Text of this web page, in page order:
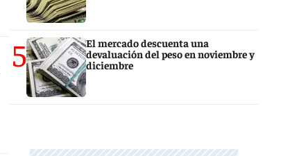
5
El mercado descuenta una
devaluación del peso en noviembre y
diciembre